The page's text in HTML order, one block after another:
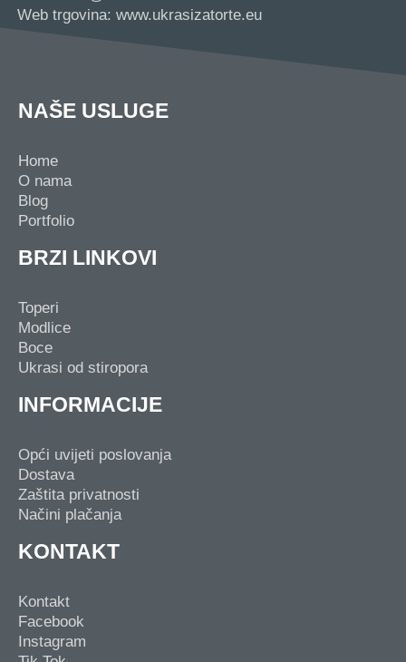
Web trgovina: www.ukrasizatorte.eu
NAŠE USLUGE
Home
O nama
Blog
Portfolio
BRZI LINKOVI
Toperi
Modlice
Boce
Ukrasi od stiropora
INFORMACIJE
Opći uvijeti poslovanja
Dostava
Zaštita privatnosti
Načini plačanja
KONTAKT
Kontakt
Facebook
Instagram